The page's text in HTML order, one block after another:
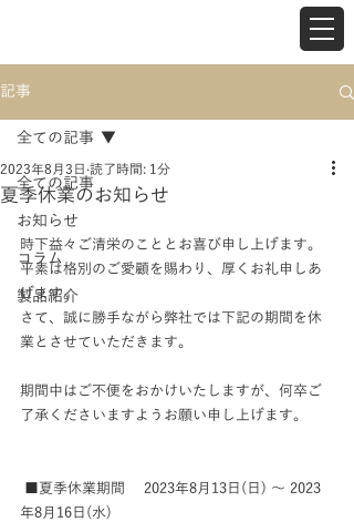
記事
全ての記事
お知らせ
コラム
製品紹介
全ての記事
夏季休業のお知らせ
2023年8月3日 読了時間: 1分
時下益々ご清栄のこととお喜び申し上げます。
平素は格別のご愛顧を賜わり、厚くお礼申しあ
げます。
さて、誠に勝手ながら弊社では下記の期間を休
業とさせていただきます。
期間中はご不便をおかけいたしますが、何卒ご
了承くださいますようお願い申し上げます。
年8月16日(水)